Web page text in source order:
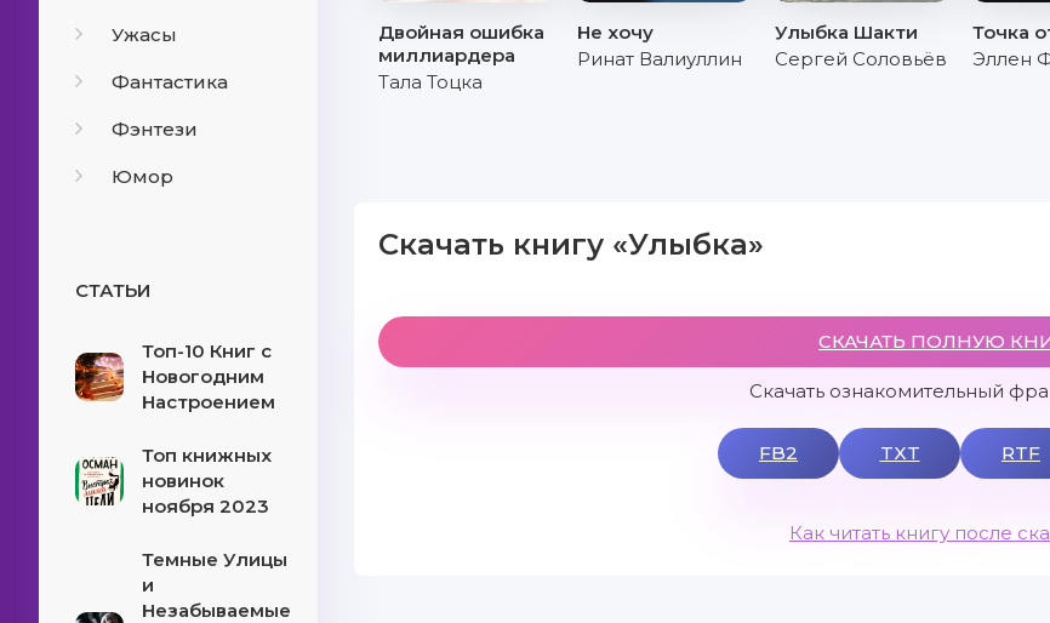
Ужасы
Фантастика
Фэнтези
Юмор
СТАТЬИ
Топ-10 Книг с
Новогодним
Настроением
Топ книжных
новинок
ноября 2023
Темные Улицы
и
Незабываемые
Двойная ошибка
миллиардера
Тала Тоцка
Не хочу
Ринат Валиуллин
Улыбка Шакти
Сергей Соловьёв
Точка
Эллен
Скачать книгу «Улыбка»
СКАЧАТЬ ПОЛНУЮ
Скачать ознакомительный
FB2 TXT RTF
Как читать книгу после